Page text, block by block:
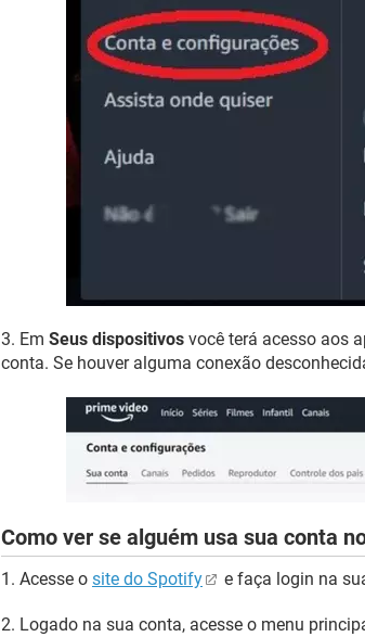
3. Em Seus dispositivos você terá acesso aos
conta. Se houver alguma conexão
Como ver se alguém usa sua conta
1. Acesse o site do Spotify e faça login na
2. Logado na sua conta, acesse o menu